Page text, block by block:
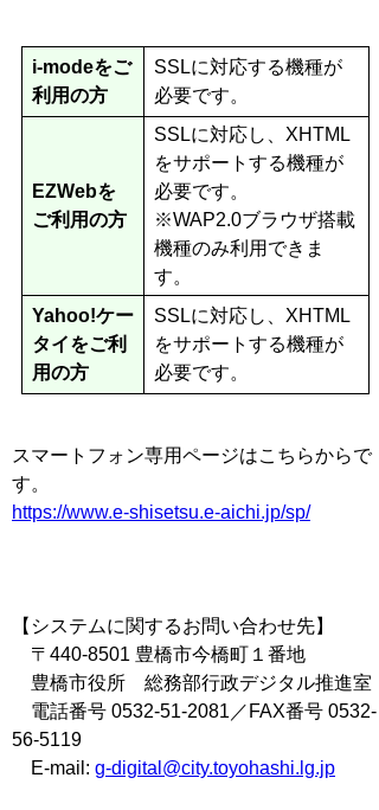
i-modeをご
利用の方
SSLに対応する機種が
必要です。
EZWebを
ご利用の方
SSLに対応し、XHTML
をサポートする機種が
必要です。
※WAP2.0ブラウザ搭載
機種のみ利用できま
す。
Yahoo!ケー
タイをご利
用の方
SSLに対応し、XHTML
をサポートする機種が
必要です。
スマートフォン専用ページはこちらからで
す。
https://www.e-shisetsu.e-aichi.jp/sp/
【システムに関するお問い合わせ先】
〒440-8501 豊橋市今橋町１番地
豊橋市役所 総務部行政デジタル推進室
電話番号 0532-51-2081／FAX番号 0532-
56-5119
E-mail: g-digital@city.toyohashi.lg.jp